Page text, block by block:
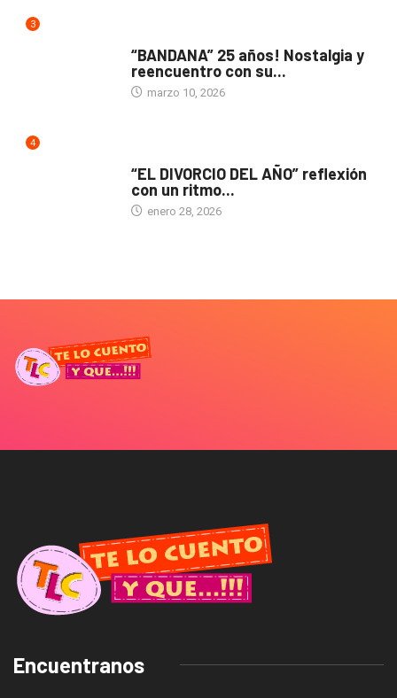
3
“BANDANA” 25 años! Nostalgia y
reencuentro con su...
marzo 10, 2026
4
“EL DIVORCIO DEL AÑO” reflexión
con un ritmo...
enero 28, 2026
Encuentranos